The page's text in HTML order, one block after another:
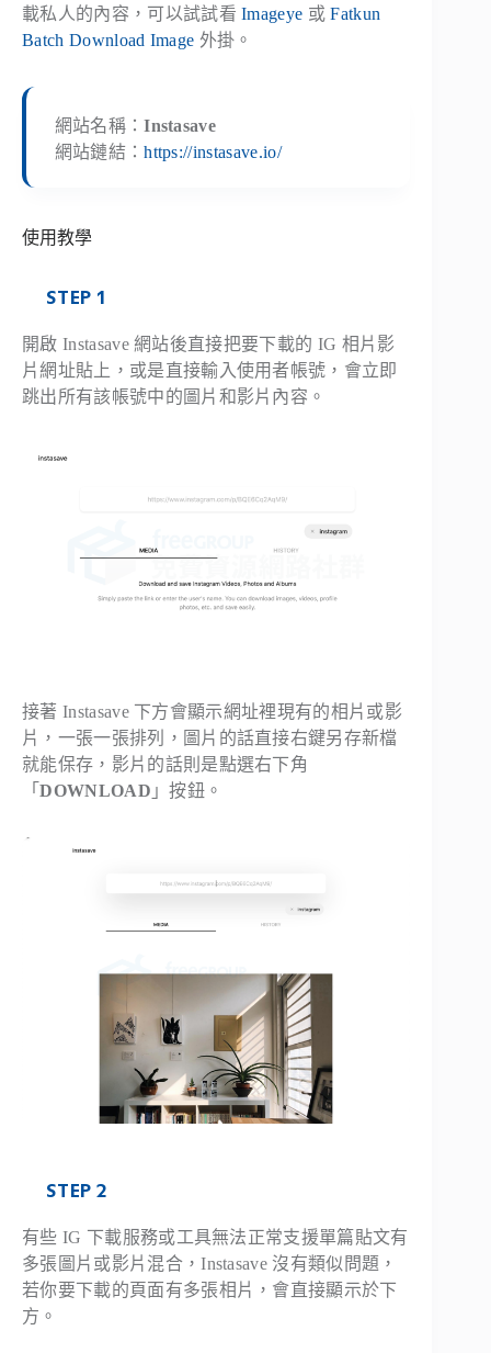
載私人的內容，可以試試看Imageye 或Fatkun
Batch Download Image 外掛。
網站名稱：Instasave
網站鏈結：https://instasave.io/
使用教學
STEP 1
開啟 Instasave 網站後直接把要下載的 IG 相片影
片網址貼上，或是直接輸入使用者帳號，會立即
跳出所有該帳號中的圖片和影片內容。
接著 Instasave 下方會顯示網址裡現有的相片或影
片，一張一張排列，圖片的話直接右鍵另存新檔
就能保存，影片的話則是點選右下角
「DOWNLOAD 」按鈕。
STEP 2
有些 IG 下載服務或工具無法正常支援單篇貼文有
多張圖片或影片混合，Instasave 沒有類似問題，
若你要下載的頁面有多張相片，會直接顯示於下
方。